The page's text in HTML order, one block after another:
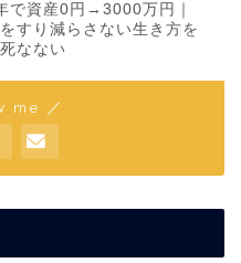
で資産0円→3000万円｜
すり減らさない生き方を
なない
me ／